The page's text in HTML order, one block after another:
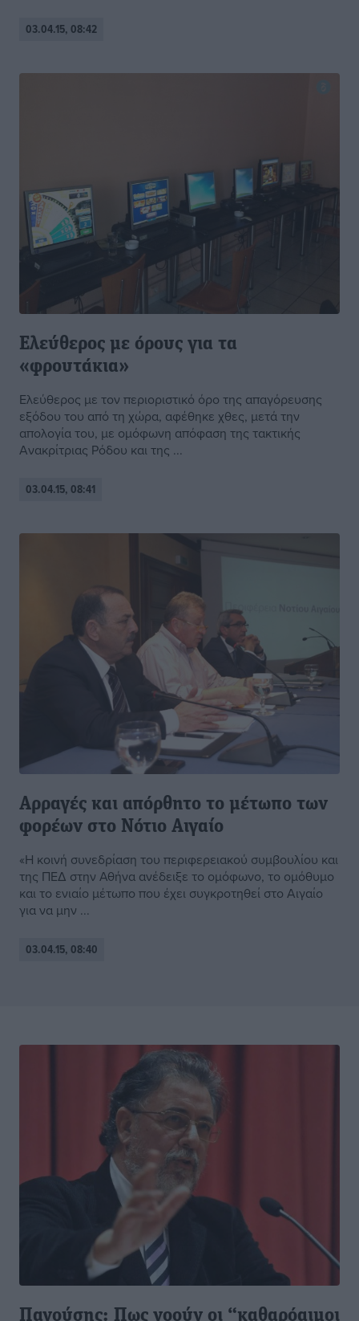
03.04.15, 08:42
Ελεύθερος με όρους για τα
«φρουτάκια»
Ελεύθερος με τον περιοριστικό όρο της απαγόρευσης
εξόδου του από τη χώρα, αφέθηκε χθες, μετά την
απολογία του, με ομόφωνη απόφαση της τακτικής
Ανακρίτριας Ρόδου και της ...
03.04.15, 08:41
Αρραγές και απόρθητο το μέτωπο των
φορέων στο Νότιο Αιγαίο
«Η κοινή συνεδρίαση του περιφερειακού συμβουλίου και
της ΠΕΔ στην Αθήνα ανέδειξε το ομόφωνο, το ομόθυμο
και το ενιαίο μέτωπο που έχει συγκροτηθεί στο Αιγαίο
για να μην ...
03.04.15, 08:40
Πανούσης: Πως νοούν οι “καθαρόαιμοι